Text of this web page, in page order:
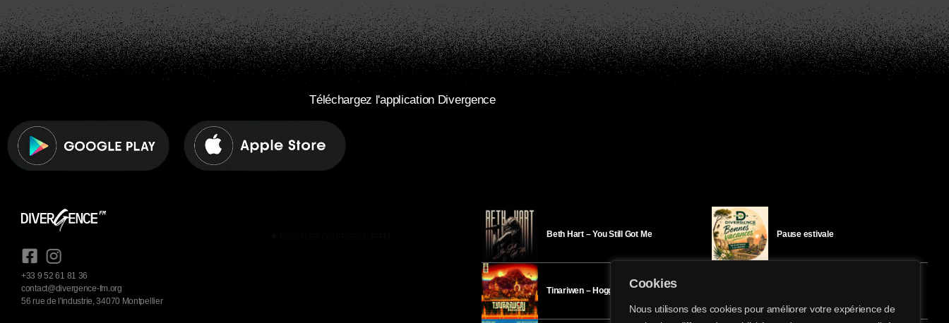
Cookies
Nous utilisons des cookies pour améliorer votre expérience de
Téléchargez l'application Divergence
+33 9 52 61 81 36
contact@divergence-fm.org
56 rue de l'industrie, 34070 Montpellier
Beth Hart – You Still Got Me
Tinariwen – Hoggar
Pause estivale